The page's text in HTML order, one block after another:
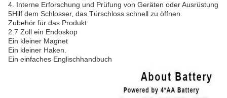
4. Interne Erforschung und Prüfung von Geräten oder Ausrüstung
5Hilf dem Schlosser, das Türschloss schnell zu öffnen.
Zubehör für das Produkt:
2.7 Zoll ein Endoskop
Ein kleiner Magnet
Ein kleiner Haken.
Ein einfaches Englischhandbuch